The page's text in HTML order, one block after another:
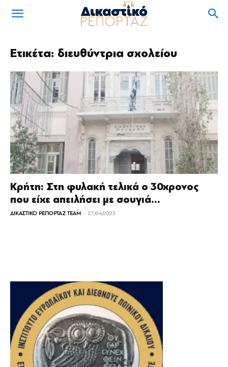
Ετικέτα: διευθύντρια σχολείου
Κρήτη: Στη φυλακή τελικά ο 30χρονος
που είχε απειλήσει με σουγιά...
ΔΙΚΑΣΤΙΚΟ ΡΕΠΟΡΤΑΖ TEAM - 27/04/2023